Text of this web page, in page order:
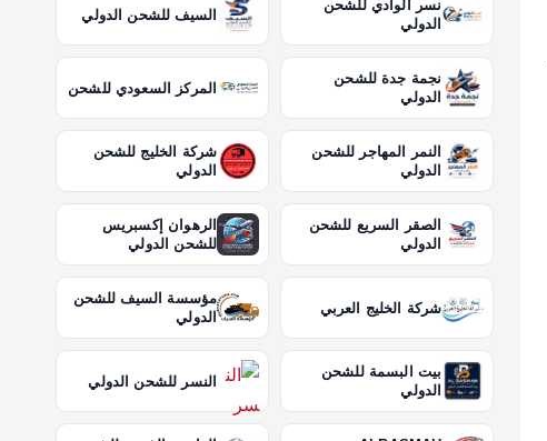
نسر الوادي للشحن
الدولي
السيف للشحن الدولي
نجمة جدة للشحن
الدولي
المركز السعودي للشحن
النمر المهاجر للشحن
الدولي
شركة الخليج للشحن
الدولي
الصقر السريع للشحن
الدولي
الرهوان إكسبريس
للشحن الدولي
شركة الخليج العربي
مؤسسة السيف للشحن
الدولي
بيت البسمة للشحن
الدولي
النسر للشحن الدولي